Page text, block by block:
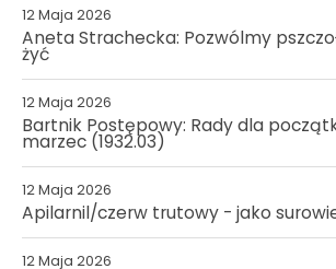
12 Maja 2026
Aneta Strachecka: Pozwólmy
żyć
12 Maja 2026
Bartnik Postępowy: Rady dla
marzec (1932.03)
12 Maja 2026
Apilarnil/czerw trutowy - jako
12 Maja 2026